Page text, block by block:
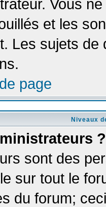
Vous
et les
Les sujets
page
Niveaux
?
sont des
sur tout le
du forum;